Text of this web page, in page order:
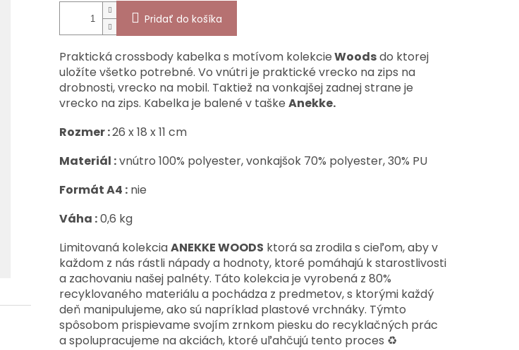
Pridať do košíka
Praktická crossbody kabelka s motívom kolekcieWoodsdo ktorej
uložíte všetko potrebné. Vo vnútri je praktické vrecko na zips na
drobnosti, vrecko na mobil. Taktiež na vonkajšej zadnej strane je
vrecko na zips. Kabelka je balené v taške Anekke.
Rozmer :26 x 18 x 11 cm
Materiál :vnútro 100% polyester, vonkajšok 70% polyester, 30% PU
Formát A4 : nie
Váha :0,6 kg
Limitovaná kolekciaANEKKE WOODS ktorá sa zrodila s cieľom, aby v
každom z nás rástli nápady a hodnoty, ktoré pomáhajú k starostlivosti
a zachovaniu našej palnéty. Táto kolekcia je vyrobená z 80%
recyklovaného materiálu a pochádza z predmetov, s ktorými každý
deň manipulujeme, ako sú napríklad plastové vrchnáky. Týmto
spôsobom prispievame svojím zrnkom piesku do recyklačných prác
a spolupracujeme na akciách, ktoré uľahčujú tento proces ♻️